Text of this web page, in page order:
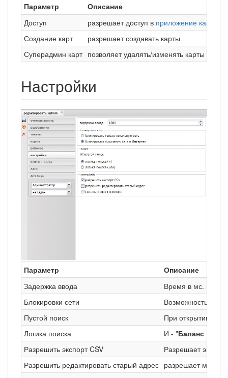
Параметр
Описание
Доступ
разрешает доступ в приложение карт
Создание карт
разрешает создавать карты
Суперадмин карт позволяет удалять/изменять карты и их
Настройки
Параметр
Описание
Задержка ввода
Время в мс. после
Блокировки сети
Возможность
Пустой поиск
При открытии
Логика поиска
И - "Баланс > 0 И
Разрешить экспорт CSV
Разрешает
Разрешить редактировать старый адрес разрешает